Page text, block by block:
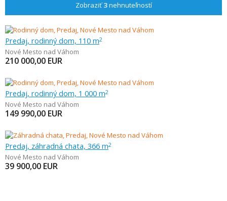
Zobraziť3nehnuteľností
Predaj, rodinný dom, 110 m2
Nové Mesto nad Váhom
210 000,00 EUR
Predaj, rodinný dom, 1 000 m2
Nové Mesto nad Váhom
149 990,00 EUR
Predaj, záhradná chata, 366 m2
Nové Mesto nad Váhom
39 900,00 EUR